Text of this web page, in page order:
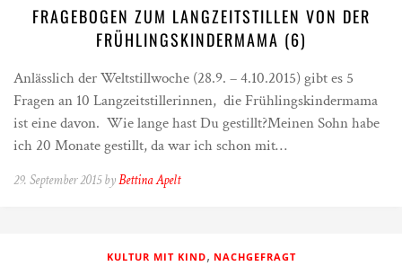
FRAGEBOGEN ZUM LANGZEITSTILLEN VON DER
FRÜHLINGSKINDERMAMA (6)
Anlässlich der Weltstillwoche (28.9. – 4.10.2015) gibt es 5
Fragen an 10 Langzeitstillerinnen, die Frühlingskindermama
ist eine davon. Wie lange hast Du gestillt?Meinen Sohn habe
ich 20 Monate gestillt, da war ich schon mit…
29. September 2015 byBettina Apelt
KULTUR MIT KIND, NACHGEFRAGT